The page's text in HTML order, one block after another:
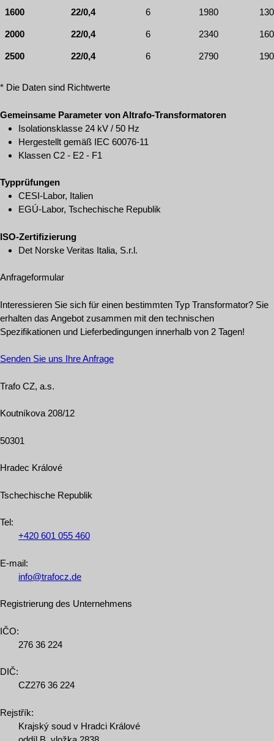
1600 22/0,4 6 1980
2000 22/0,4 6 2340
2500 22/0,4 6 2790
* Die Daten sind Richtwerte
Gemeinsame Parameter von Altrafo-Transformatoren
Isolationsklasse 24 kV / 50 Hz
Hergestellt gemäß IEC 60076-11
Klassen C2 - E2 - F1
Typprüfungen
CESI-Labor, Italien
EGÚ-Labor, Tschechische Republik
ISO-Zertifizierung
Det Norske Veritas Italia, S.r.l.
Anfrageformular
Interessieren Sie sich für einen bestimmten Typ Transformator? Sie
erhalten das Angebot zusammen mit den technischen
Spezifikationen und Lieferbedingungen innerhalb von 2 Tagen!
Senden Sie uns Ihre Anfrage
Trafo CZ, a.s.
Koutníkova 208/12
50301
Hradec Králové
Tschechische Republik
Tel:
+420 601 055 460
E-mail:
info@trafocz.de
Registrierung des Unternehmens
IČO:
276 36 224
DIČ:
CZ276 36 224
Rejstřík:
Krajský soud v Hradci Králové